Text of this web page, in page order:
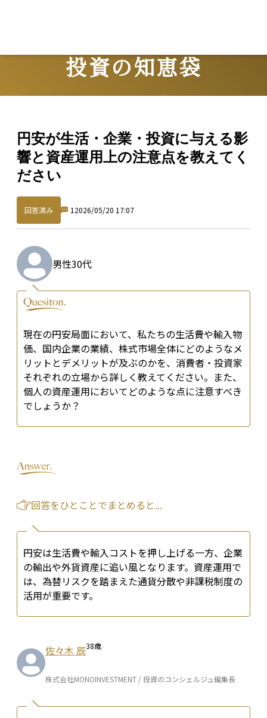
投資の知恵袋
円安が生活・企業・投資に与える影
響と資産運用上の注意点を教えてく
ださい
回答済み 1 2026/05/20 17:07
男性30代
現在の円安局面において、私たちの生活費や輸入物
価、国内企業の業績、株式市場全体にどのようなメ
リットとデメリットが及ぶのかを、消費者・投資家
それぞれの立場から詳しく教えてください。また、
個人の資産運用においてどのような点に注意すべき
でしょうか？
回答をひとことでまとめると...
円安は生活費や輸入コストを押し上げる一方、企業
の輸出や外貨資産に追い風となります。資産運用で
は、為替リスクを踏まえた通貨分散や非課税制度の
活用が重要です。
佐々木 辰38歳
株式会社MONOINVESTMENT / 投資のコンシェルジュ編集長